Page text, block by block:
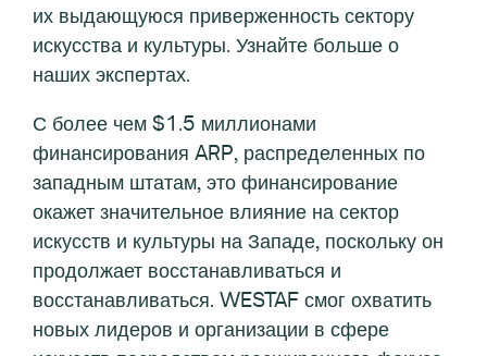
их выдающуюся приверженность сектору
искусства и культуры. Узнайте больше о
наших экспертах.
С более чем $1.5 миллионами
финансирования ARP, распределенных по
западным штатам, это финансирование
окажет значительное влияние на сектор
искусств и культуры на Западе, поскольку он
продолжает восстанавливаться и
восстанавливаться. WESTAF смог охватить
новых лидеров и организации в сфере